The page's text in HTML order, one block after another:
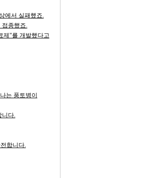
에서 실패했죠.
접종했죠.
제"를 개발했다고
는 풍토병이
니다.
합니다.